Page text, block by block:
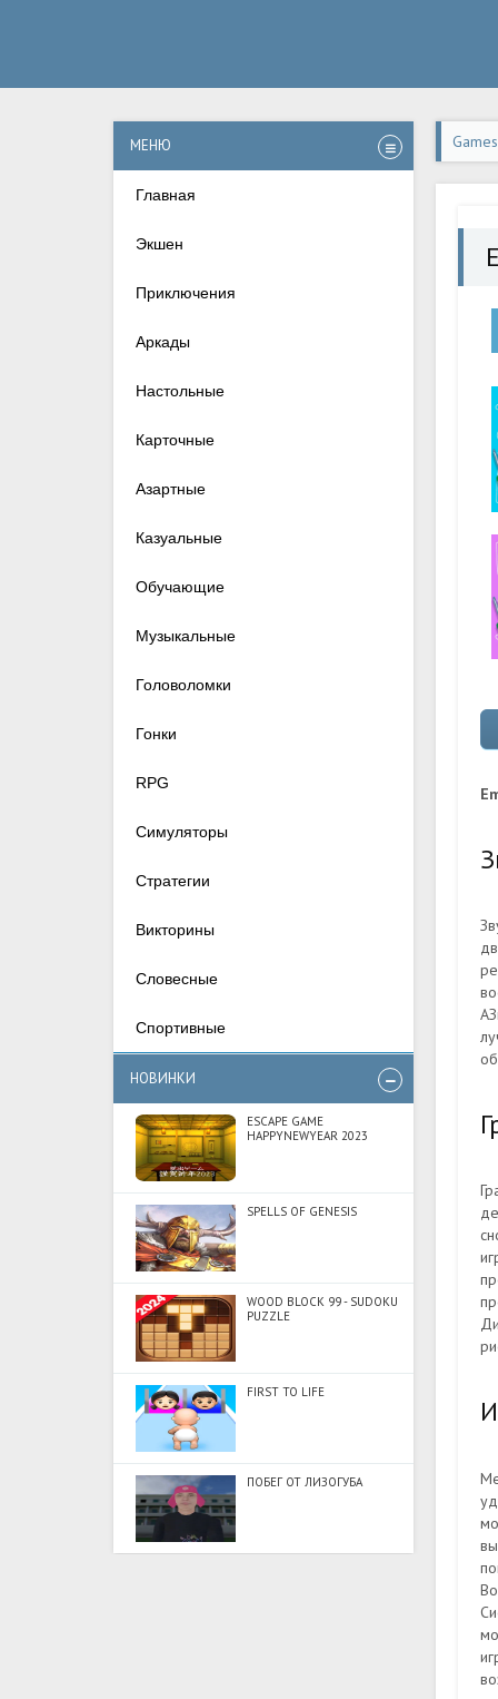
МЕНЮ
Главная
Экшен
Приключения
Аркады
Настольные
Карточные
Азартные
Казуальные
Обучающие
Музыкальные
Головоломки
Гонки
RPG
Симуляторы
Стратегии
Викторины
Словесные
Спортивные
НОВИНКИ
ESCAPE GAME
HAPPYNEWYEAR 2023
SPELLS OF GENESIS
WOOD BLOCK 99 - SUDOKU
PUZZLE
FIRST TO LIFE
ПОБЕГ ОТ ЛИЗОГУБА